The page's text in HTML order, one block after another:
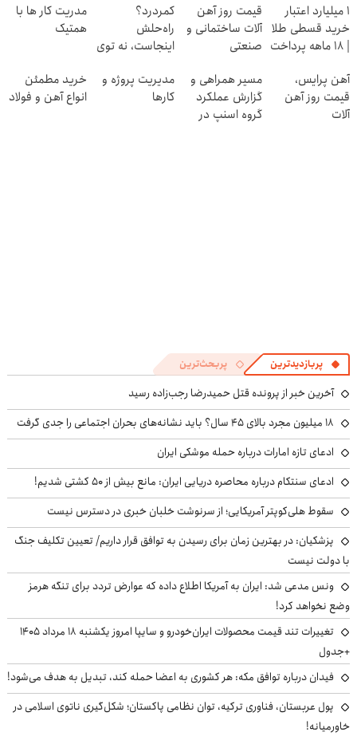
۱ میلیارد اعتبار
خرید قسطی طلا
| ۱۸ ماهه پرداخت
قیمت روز آهن
آلات ساختمانی و
صنعتی
کمردرد؟
راه‌حلش
اینجاست، نه توی
مدریت کار ها با
همتیک
آهن پرایس،
قیمت روز آهن
آلات
مسیر همراهی و
گزارش عملکرد
گروه اسنپ در
مدیریت پروژه و
کارها
خرید مطمئن
انواع آهن و فولاد
پربازدیدترین پربحث‌ترین
آخرین خبر از پرونده قتل حمیدرضا رجب‌زاده رسید
۱۸ میلیون مجرد بالای ۴۵ سال؟ باید نشانه‌های بحران اجتماعی را جدی گرفت
ادعای تازه امارات درباره حمله موشکی ایران
ادعای سنتکام درباره محاصره دریایی ایران: مانع بیش از ۵۰ کشتی شدیم!
سقوط هلی‌کوپتر آمریکایی؛ از سرنوشت خلبان خبری در دسترس نیست
پزشکیان‌: در بهترین زمان برای رسیدن به توافق قرار داریم/ تعیین تکلیف جنگ
با دولت نیست
ونس مدعی شد: ایران به آمریکا اطلاع داده که عوارض تردد برای تنگه هرمز
وضع نخواهد کرد!
تغییرات تند قیمت محصولات ایران‌خودرو و سایپا امروز یکشنبه ۱۸ مرداد ۱۴۰۵
+جدول
فیدان درباره توافق مکه: هر کشوری به اعضا حمله کند، تبدیل به هدف می‌شود!
پول عربستان، فناوری ترکیه، توان نظامی پاکستان؛ شکل‌گیری ناتوی اسلامی در
خاورمیانه!